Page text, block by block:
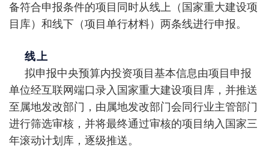
备符合申报条件的项目同时从线上（国家重大建设项
目库）和线下（项目单行材料）两条线进行申报。
线上
拟申报中央预算内投资项目基本信息由项目申报
单位经互联网端口录入国家重大建设项目库，并推送
至属地发改部门，由属地发改部门会同行业主管部门
进行筛选审核，并将最终通过审核的项目纳入国家三
年滚动计划库，逐级推送。